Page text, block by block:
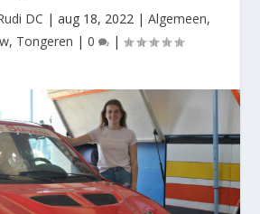
DC | aug 18, 2022 | Algemeen,
, Tongeren | 0 |